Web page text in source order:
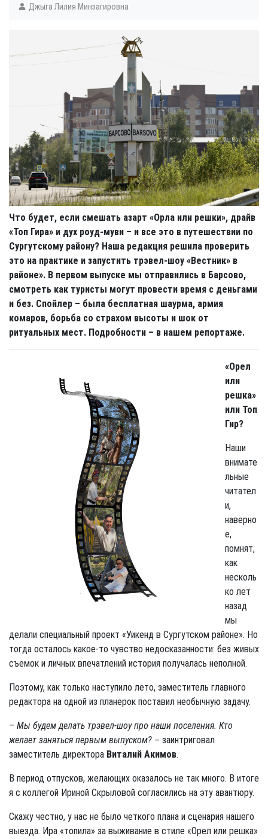
Джыга Лилия Минзагировна
Что будет, если смешать азарт «Орла или решки», драйв
«Топ Гира» и дух роуд-муви – и все это в путешествии по
Сургутскому району? Наша редакция решила проверить
это на практике и запустить трэвел-шоу «Вестник» в
районе». В первом выпуске мы отправились в Барсово,
смотреть как туристы могут провести время с деньгами
и без. Спойлер – была бесплатная шаурма, армия
комаров, борьба со страхом высоты и шок от
ритуальных мест. Подробности – в нашем репортаже.
«Орел
или
решка»
или Топ
Гир?
Наши
внимате
льные
читател
и,
наверно
е,
помнят,
как
несколь
ко лет
назад
мы
делали специальный проект «Уикенд в Сургутском районе». Но
тогда осталось какое-то чувство недосказанности: без живых
съемок и личных впечатлений история получалась неполной.
Поэтому, как только наступило лето, заместитель главного
редактора на одной из планерок поставил необычную задачу.
– Мы будем делать трэвел-шоу про наши поселения. Кто
желает заняться первым выпуском? – заинтриговал
заместитель директора Виталий Акимов.
В период отпусков, желающих оказалось не так много. В итоге
я с коллегой Ириной Скрыловой согласились на эту авантюру.
Скажу честно, у нас не было четкого плана и сценария нашего
выезда. Ира «топила» за выживание в стиле «Орел или решка»